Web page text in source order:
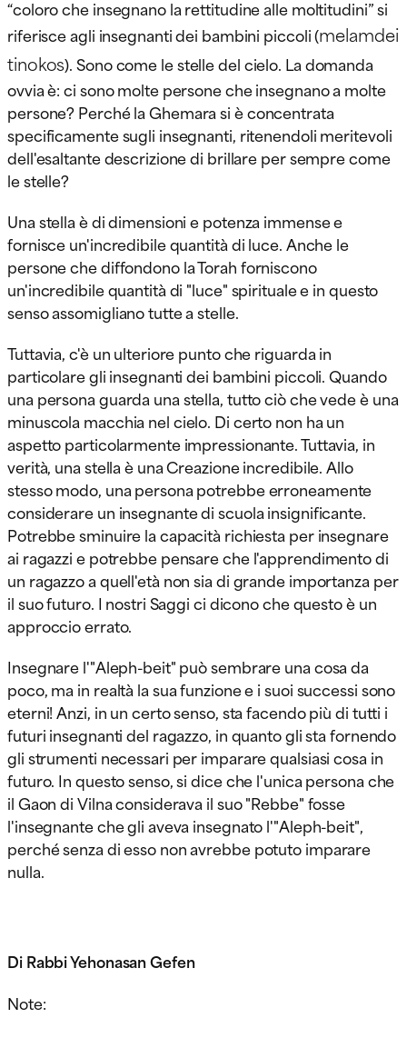
“coloro che insegnano la rettitudine alle moltitudini” si
riferisce agli insegnanti dei bambini piccoli (melamdei
tinokos). Sono come le stelle del cielo. La domanda
ovvia è: ci sono molte persone che insegnano a molte
persone? Perché la Ghemara si è concentrata
specificamente sugli insegnanti, ritenendoli meritevoli
dell'esaltante descrizione di brillare per sempre come
le stelle?
Una stella è di dimensioni e potenza immense e
fornisce un'incredibile quantità di luce. Anche le
persone che diffondono la Torah forniscono
un'incredibile quantità di "luce" spirituale e in questo
senso assomigliano tutte a stelle.
Tuttavia, c'è un ulteriore punto che riguarda in
particolare gli insegnanti dei bambini piccoli. Quando
una persona guarda una stella, tutto ciò che vede è una
minuscola macchia nel cielo. Di certo non ha un
aspetto particolarmente impressionante. Tuttavia, in
verità, una stella è una Creazione incredibile. Allo
stesso modo, una persona potrebbe erroneamente
considerare un insegnante di scuola insignificante.
Potrebbe sminuire la capacità richiesta per insegnare
ai ragazzi e potrebbe pensare che l'apprendimento di
un ragazzo a quell'età non sia di grande importanza per
il suo futuro. I nostri Saggi ci dicono che questo è un
approccio errato.
Insegnare l'"Aleph-beit" può sembrare una cosa da
poco, ma in realtà la sua funzione e i suoi successi sono
eterni! Anzi, in un certo senso, sta facendo più di tutti i
futuri insegnanti del ragazzo, in quanto gli sta fornendo
gli strumenti necessari per imparare qualsiasi cosa in
futuro. In questo senso, si dice che l'unica persona che
il Gaon di Vilna considerava il suo "Rebbe" fosse
l'insegnante che gli aveva insegnato l'"Aleph-beit",
perché senza di esso non avrebbe potuto imparare
nulla.
Di Rabbi Yehonasan Gefen
Note: